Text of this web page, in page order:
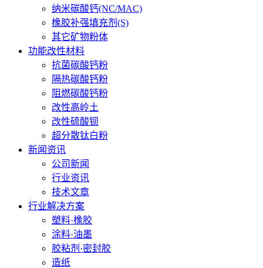
纳米碳酸钙(NC/MAC)
橡胶补强填充剂(S)
其它矿物粉体
功能改性材料
抗菌碳酸钙粉
隔热碳酸钙粉
阻燃碳酸钙粉
改性高岭土
改性硫酸钡
超分散钛白粉
新闻资讯
公司新闻
行业资讯
技术文章
行业解决方案
塑料·橡胶
涂料·油墨
胶粘剂·密封胶
造纸